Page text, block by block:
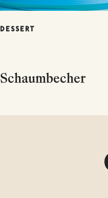
DESSERT
Schaumbecher